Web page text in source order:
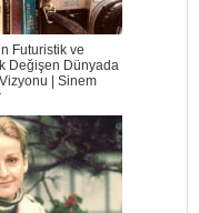
Futuristik ve
Değişen Dünyada
| Sinem